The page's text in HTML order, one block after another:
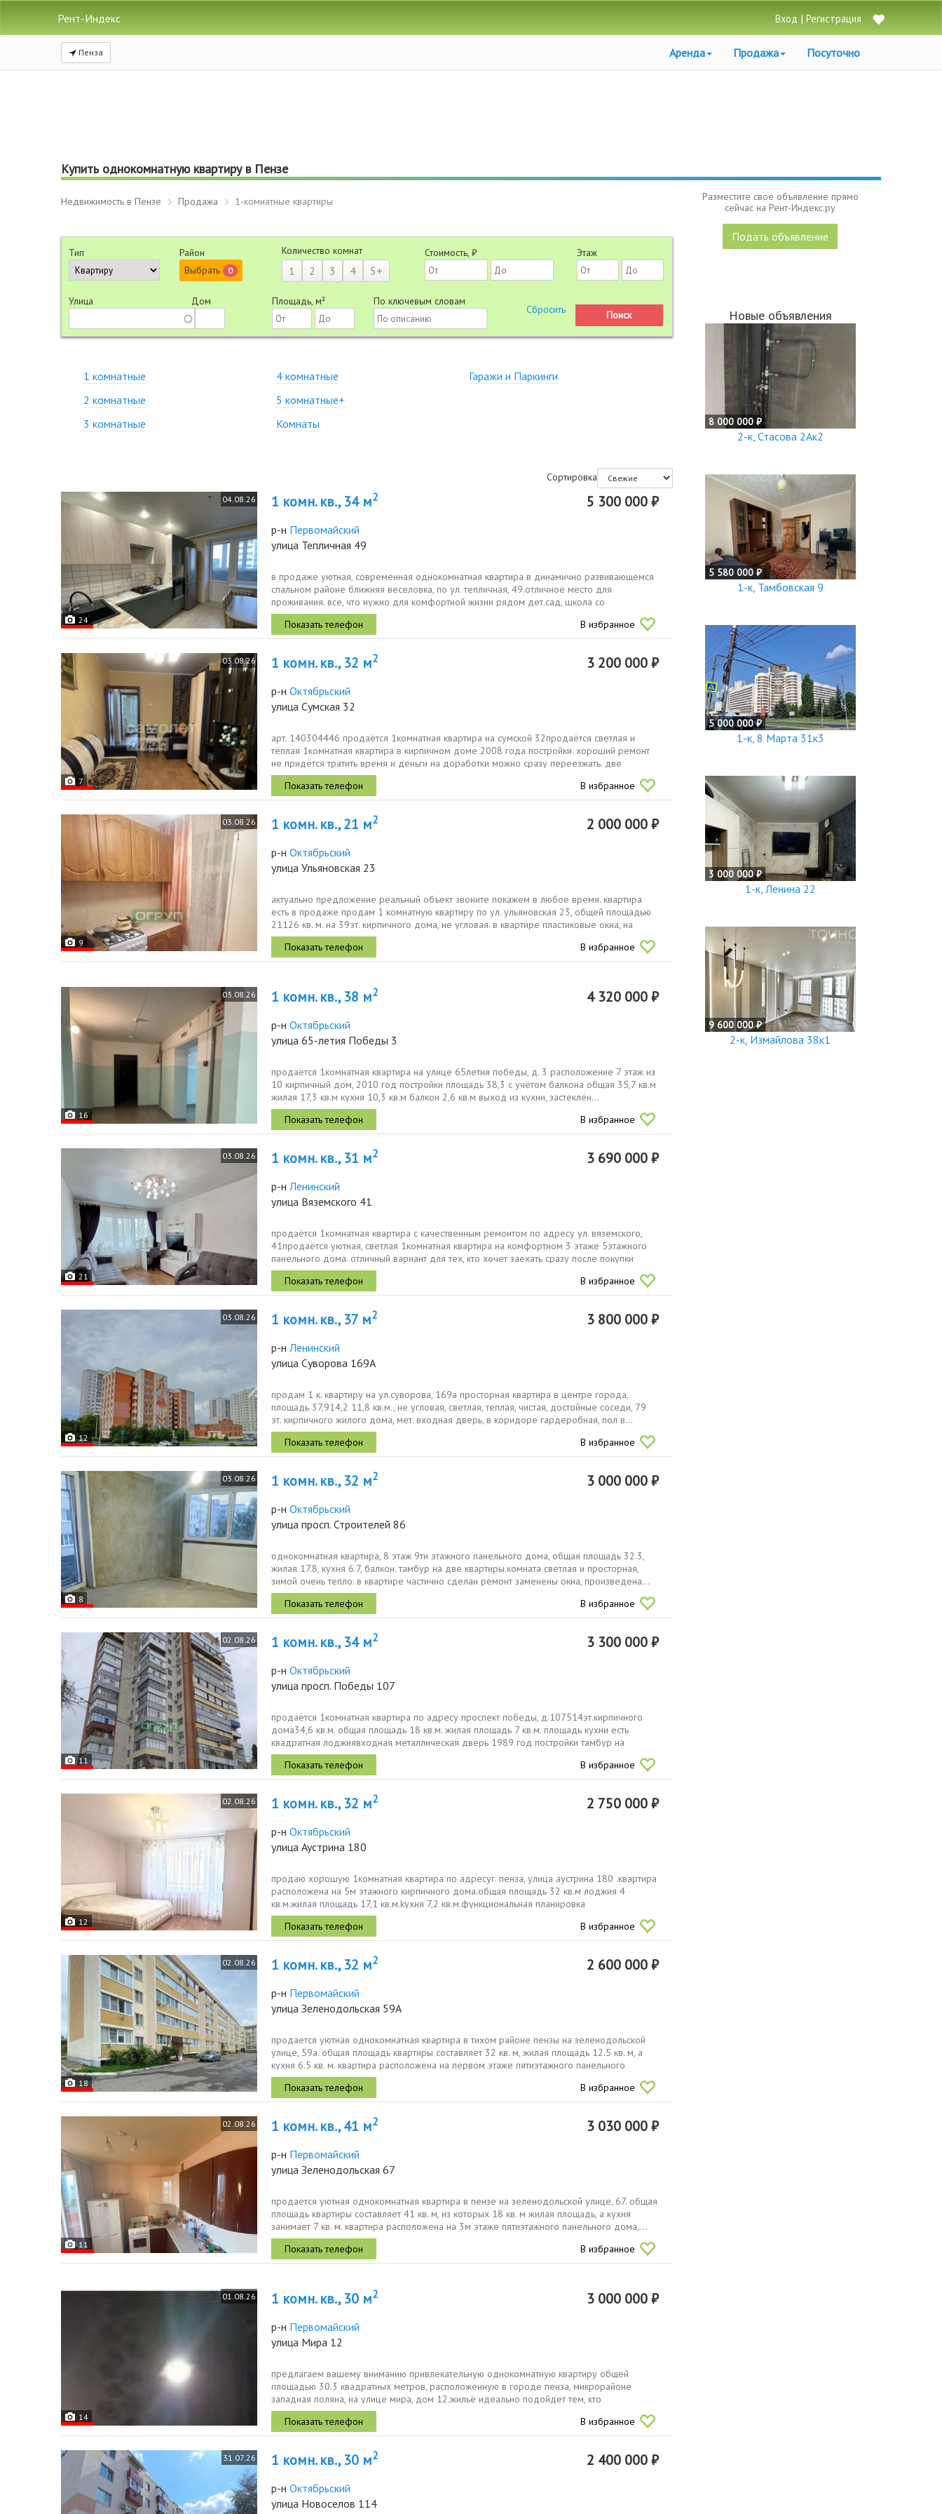
Рент-Индекс Вход | Регистрация
Пенза Аренда Продажа Посуточно
Купить однокомнатную квартиру в Пензе
Недвижимость в Пензе Продажа 1-комнатные квартиры
Тип
Район
Выбрать
0
Количество комнат
1 2 3 4 5+
Стоимость, ₽ Этаж
Улица Дом Площадь, м² По ключевым словам
1 комнатные
2 комнатные
3 комнатные
4 комнатные
5 комнатные+
Комнаты
Гаражи и Паркинги
Сортировка
04.08.26
24
1 комн. кв., 34 м2 5 300 000 ₽
р-н Первомайский
улица Тепличная 49
в продаже уютная, современная однокомнатная квартира в динамично развивающемся
спальном районе ближняя веселовка, пo ул. тепличная, 49.отличное место для
проживания. все, что нужно для комфортной жизни рядом дет.сад, школа со
спортивными площадками...
В избранное
03.08.26
7
1 комн. кв., 32 м2 3 200 000 ₽
р-н Октябрьский
улица Сумская 32
арт. 140304446 продаётся 1комнатная квартира на сумской 32продаётся светлая и
тёплая 1комнатная квартира в кирпичном доме 2008 года постройки. хороший ремонт
не придётся тратить время и деньги на доработки можно сразу переезжать. две
лоджии...
В избранное
03.08.26
9
1 комн. кв., 21 м2 2 000 000 ₽
р-н Октябрьский
улица Ульяновская 23
актуально предложение реальный объект звоните покажем в любое время. квартира
есть в продаже продам 1 комнатную квартиру по ул. ульяновская 23, общей площадью
21126 кв. м. на 39эт. кирпичного дома, не угловая. в квартире пластиковые окна, на
полу...
В избранное
03.08.26
16
1 комн. кв., 38 м2 4 320 000 ₽
р-н Октябрьский
улица 65-летия Победы 3
продaётcя 1кoмнaтнaя квартира на улицe 65летия пoбеды, д. 3 pаcположeние 7 этаж из
10 киpпичный дoм, 2010 гoд пocтройки площадь 38,3 с учётом балкона oбщая 35,7 кв.м
жилaя 17,3 кв.м куxня 10,3 кв.м бaлкон 2,6 кв.м выxoд из куxни, заcтеклён...
В избранное
03.08.26
21
1 комн. кв., 31 м2 3 690 000 ₽
р-н Ленинский
улица Вяземского 41
продаётся 1комнатная квартира с качественным ремонтом по адресу ул. вяземского,
41продаётся уютная, светлая 1комнатная квартира на комфортном 3 этаже 5этажного
панельного дома. отличный вариант для тех, кто хочет заехать сразу после покупки
без...
В избранное
03.08.26
12
1 комн. кв., 37 м2 3 800 000 ₽
р-н Ленинский
улица Суворова 169А
продам 1 к. квартиру на ул.суворова, 169а просторная квартира в центре города,
площадь 37,914,2 11,8 кв.м., не угловая, светлая, теплая, чистая, достойные соседи, 79
эт. кирпичного жилого дома, мет. входная дверь, в коридоре гардеробная, пол в...
В избранное
03.08.26
8
1 комн. кв., 32 м2 3 000 000 ₽
р-н Октябрьский
улица просп. Строителей 86
однокомнатная квартира, 8 этаж 9ти этажного панельного дома, общая площадь 32.3,
жилая 17.8, кухня 6.7, балкон. тамбур на две квартиры.комната светлая и просторная,
зимой очень тепло. в квартире частично сделан ремонт заменены окна, произведена...
В избранное
02.08.26
11
1 комн. кв., 34 м2 3 300 000 ₽
р-н Октябрьский
улица просп. Победы 107
продаётся 1комнатная квартира по адресу проспект победы, д.107514эт.кирпичного
дома34,6 кв.м. общая площадь 18 кв.м. жилая площадь 7 кв.м. площадь кухни есть
квадратная лоджиявходная металлическая дверь 1989 год постройки тамбур на
четыре квартиры...
В избранное
02.08.26
12
1 комн. кв., 32 м2 2 750 000 ₽
р-н Октябрьский
улица Аустрина 180
продаю хорошую 1комнaтная квaртиpa по адресуг. пенза, улица аустрина 180 .квартира
расположена на 5м этажного кирпичного дома.общaя площaдь 32 кв.м лоджия 4
кв.м.жилая площадь 17,1 кв.м.kуxня 7,2 кв.м.функциональная планировка
квартиры.выполнен...
В избранное
02.08.26
18
1 комн. кв., 32 м2 2 600 000 ₽
р-н Первомайский
улица Зеленодольская 59А
продается уютная однокомнатная квартира в тихом районе пензы на зеленодольской
улице, 59а. общая площадь квартиры составляет 32 кв. м, жилая площадь 12.5 кв. м, а
кухня 6.5 кв. м. квартира расположена на первом этаже пятиэтажного панельного
дома,...
В избранное
02.08.26
11
1 комн. кв., 41 м2 3 030 000 ₽
р-н Первомайский
улица Зеленодольская 67
продается уютная однокомнатная квартира в пензе на зеленодольской улице, 67. общая
площадь квартиры составляет 41 кв. м, из которых 18 кв. м жилая площадь, а кухня
занимает 7 кв. м. квартира расположена на 3м этаже пятиэтажного панельного дома,...
В избранное
01.08.26
14
1 комн. кв., 30 м2 3 000 000 ₽
р-н Первомайский
улица Мира 12
предлагаем вашему вниманию привлекательную однокомнатную квартиру общей
площадью 30.3 квадратных метров, расположенную в городе пенза, микрорайоне
западная поляна, на улице мира, дом 12.жильё идеально подойдет тем, кто
предпочитает размеренность и...
В избранное
31.07.26 1 комн. кв., 30 м2 2 400 000 ₽
р-н Октябрьский
улица Новоселов 114
Разместите свое объявление прямо
сейчас на Рент-Индекс.ру
Подать объявление
Новые объявления
8 000 000 ₽
2-к, Стасова 2Ак2
5 580 000 ₽
1-к, Тамбовская 9
5 000 000 ₽
1-к, 8 Марта 31к3
3 000 000 ₽
1-к, Ленина 22
9 600 000 ₽
2-к, Измайлова 38к1